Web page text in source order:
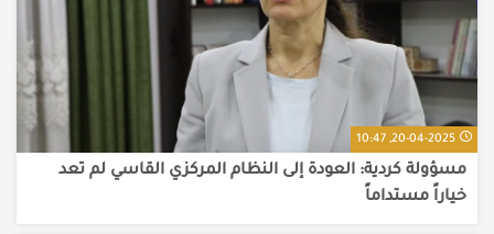
20-04-2025, 10:47
مسؤولة كردية: العودة إلى النظام المركزي القاسي لم تعد
خياراً مستداماً